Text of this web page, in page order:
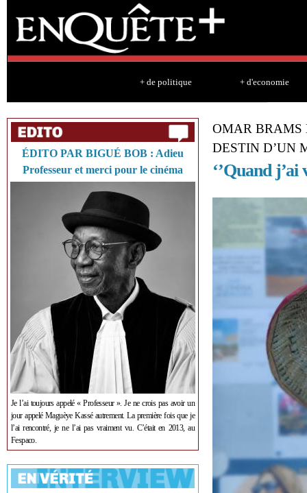
+ de politique + d'economie
ÉDITO PAR BIGUÉ BOB : Adieu
Professeur et merci pour le cinéma
Je l’ai toujours appelé « Professeur ». Je ne crois pas avoir un
jour appelé Maguèye Kassé autrement. La première fois que je
l’ai rencontré, je ne l’ai pas vraiment vu. C’était en 2013, au
Fespaco.
OMAR BRAMS
DESTIN D’UN
‘’Quand